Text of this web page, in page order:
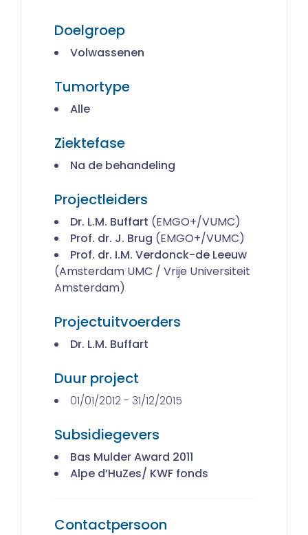
Doelgroep
Volwassenen
Tumortype
Alle
Ziektefase
Na de behandeling
Projectleiders
Dr. L.M. Buffart (EMGO+/VUMC)
Prof. dr. J. Brug (EMGO+/VUMC)
Prof. dr. I.M. Verdonck-de Leeuw
(Amsterdam UMC / Vrije Universiteit
Amsterdam)
Projectuitvoerders
Dr. L.M. Buffart
Duur project
01/01/2012 - 31/12/2015
Subsidiegevers
Bas Mulder Award 2011
Alpe d’HuZes/ KWF fonds
Contactpersoon